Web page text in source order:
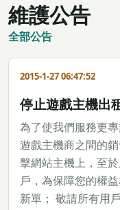
維護公告
全部公告
2015-1-27 06:47:52
停止遊戲主機出
為了使我們服務更
遊戲主機商之間的
擊網站主機上，至
戶，為保障您的權
新單； 敬請所有用